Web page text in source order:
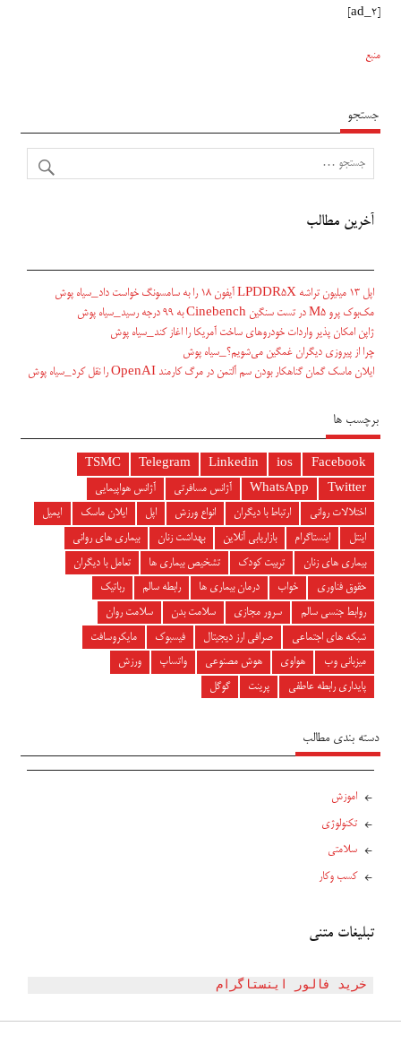
منبع
جستجو
آخرین مطالب
اپل ۱۳ میلیون تراشه LPDDR5X آیفون ۱۸ را به سامسونگ خواست داد_سیاه پوش
مک‌بوک پرو M5 در تست سنگین Cinebench به ۹۹ درجه رسید_سیاه پوش
ژاپن امکان پذیر واردات خودروهای ساخت آمریکا را اغاز کند_سیاه پوش
چرا از پیروزی دیگران غمگین می‌شویم؟_سیاه پوش
ایلان ماسک گمان گناهکار بودن سم آلتمن در مرگ کارمند OpenAI را نقل کرد_سیاه پوش
برچسب ها
Facebook
ios
Linkedin
Telegram
TSMC
Twitter
WhatsApp آژانس مسافرتی
آژانس هواپیمایی
اختلالات روانی
ارتباط با دیگران انواع ورزش اپل ایلان ماسک
ایمیل
اینتل
اینستاگرام بازاریابی آنلاین بهداشت زنان
بیماری های روانی
بیماری های زنان
تربیت کودک تشخیص بیماری ها
تعامل با دیگران
حقوق فناوری
خواب درمان بیماری ها رابطه سالم
رباتیک
روابط جنسی سالم
سرور مجازی سلامت بدن
سلامت روان
شبکه های اجتماعی
صرافی ارز دیجیتال فیسبوک
مایکروسافت
میزبانی وب
هواوی هوش مصنوعی واتساپ
ورزش
پایداری رابطه عاطفی
پرینت گوگل
دسته بندی مطالب
اموزش
تکنولوژی
سلامتی
کسب وکار
تبلیغات متنی
خرید فالور اینستاگرام